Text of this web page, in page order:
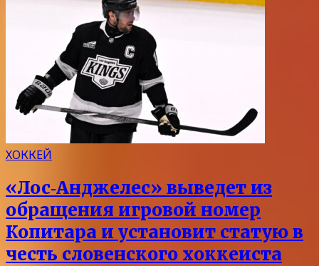
ХОККЕЙ
«Лос‑Анджелес» выведет из
обращения игровой номер
Копитара и установит статую в
честь словенского хоккеиста